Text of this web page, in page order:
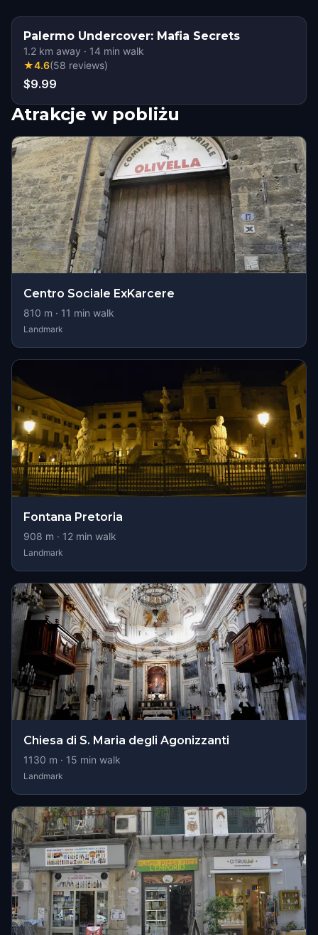
Palermo Undercover: Mafia Secrets
1.2 km away · 14 min walk
★4.6(58 reviews)
$9.99
Atrakcje w pobliżu
Centro Sociale ExKarcere
810 m · 11 min walk
Landmark
Fontana Pretoria
908 m · 12 min walk
Landmark
Chiesa di S. Maria degli Agonizzanti
1130 m · 15 min walk
Landmark